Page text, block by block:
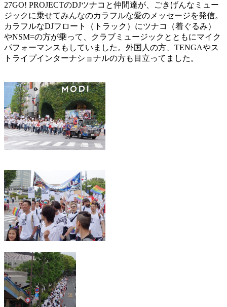
27GO! PROJECTのDJツナコと仲間達が、ごきげんなミュー
ジックに乗せてみんなのカラフルな愛のメッセージを発信。
カラフルなDJフロート（トラック）にツナコ（着ぐるみ）
やNSM=の方が乗って、クラブミュージックとともにマイク
パフォーマンスもしていました。外国人の方、TENGAやス
トライプインターナショナルの方も目立ってました。